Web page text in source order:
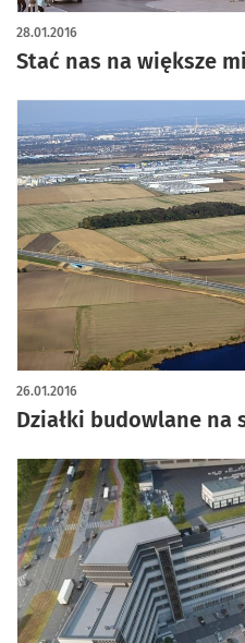
Stać nas na większe
28.01.2016
Działki budowlane na
26.01.2016